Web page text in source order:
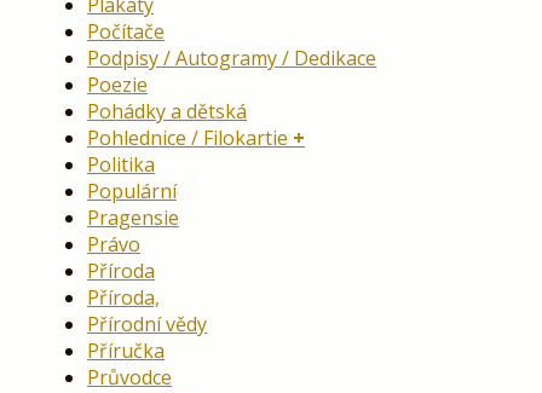
Plakáty
Počítače
Podpisy / Autogramy / Dedikace
Poezie
Pohádky a dětská
Pohlednice / Filokartie
Politika
Populární
Pragensie
Právo
Příroda
Příroda,
Přírodní vědy
Příručka
Průvodce